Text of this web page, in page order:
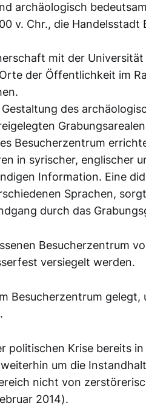
archäologisch
v. Chr., die Handelsstadt
mit der
der Öffentlichkeit im
des
Besucherzentrum
in syrischer, englischer
Information. Eine
Sprachen,
durch das
Besucherzentrum
versiegelt werden.
Besucherzentrum gelegt,
politischen Krise bereits in
um die
nicht von
2014).